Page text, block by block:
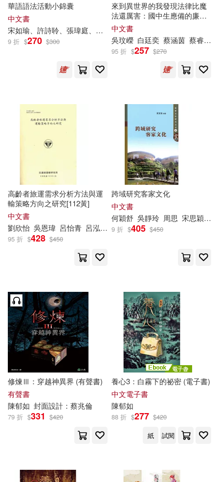
華語語法活動小錦囊
中文書
宋如瑜、許詩聆、張瑋庭、 陳 茹、龍沛名、蔡欣娟
9 折 $270 $300
來到異世界的我發現法律比魔
法還厲害：國中生應備的廉潔
誠信法律觀念
中文書
吳玟嶸 白廷奕 蔡涵茵 蔡睿璁
95 折 $257 $270
高齡者旅運需求分析方法與運
輸策略方向之研究[112黃]
中文書
劉欣怡 吳恩瑋 呂怡青 呂泓潁 張勝雄 張舜淵
95 折 $428 $450
跨域研究客家文化
中文書
何穎舒 吳靜玲 周思 宋思穎 張
9 折 $405 $450
修煉Ⅲ：穿越神異界 (有聲書)
有聲書
陳郁如 封面設計：蔡兆倫
79 折 $331 $420
養心3：白霧下的祕密 (電子書)
中文電子書
陳郁如
88 折 $277 $420
紙
試閱